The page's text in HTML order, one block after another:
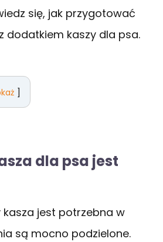
się, jak przygotować
dodatkiem kaszy dla psa.
dla psa jest
jest potrzebna w
są mocno podzielone.